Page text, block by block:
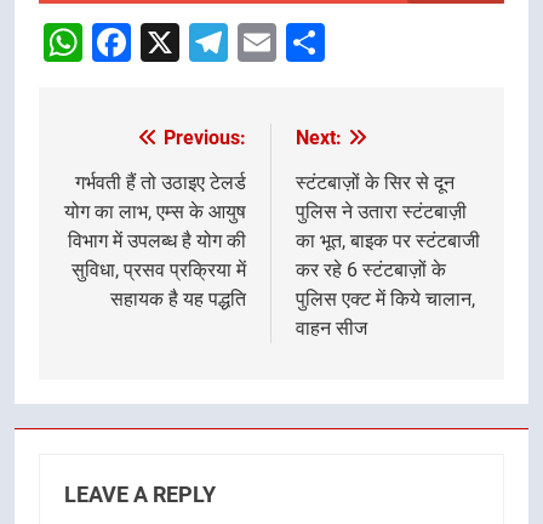
WhatsApp
Facebook
X Telegram
Email
navigation
Previous:
गर्भवती हैं तो उठाइए टेलर्ड
योग का लाभ, एम्स के आयुष
विभाग में उपलब्ध है योग की
सुविधा, प्रसव प्रक्रिया में
सहायक है यह पद्धति
Next:
स्टंटबाज़ों के सिर से दून
पुलिस ने उतारा स्टंटबाज़ी
का भूत, बाइक पर स्टंटबाजी
कर रहे 6 स्टंटबाज़ों के
पुलिस एक्ट में किये चालान,
वाहन सीज
LEAVE A REPLY